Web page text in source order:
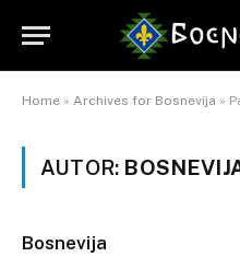
Home » Archives for Bosnevija »
AUTOR:
Bosnevija